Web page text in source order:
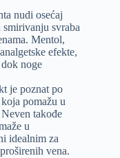
nudi osećaj
svraba
Mentol,
efekte,
noge
je poznat po
pomažu u
takođe
u
idealnim za
vena.